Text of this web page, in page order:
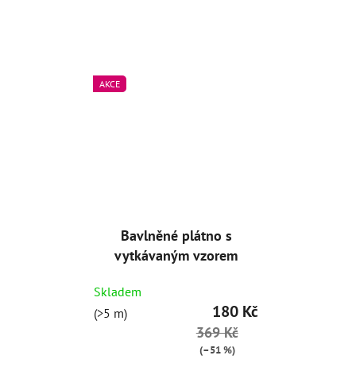
AKCE
Bavlněné plátno s
vytkávaným vzorem
Skladem
(>5 m)
180 Kč
369 Kč
(–51 %)